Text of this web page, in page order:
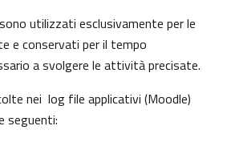
utilizzati esclusivamente per le
e conservati per il tempo
a svolgere le attività precisate.
nei log file applicativi (Moodle)
seguenti: